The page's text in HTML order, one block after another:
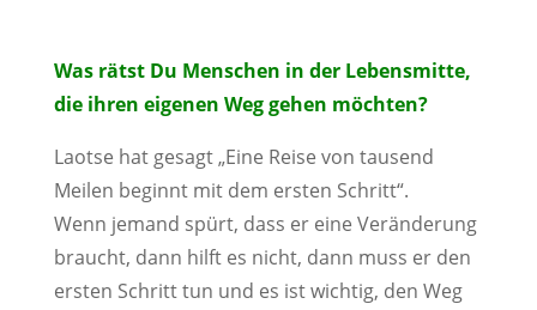
Was rätst Du Menschen in der Lebensmitte,
die ihren eigenen Weg gehen möchten?
Laotse hat gesagt „Eine Reise von tausend
Meilen beginnt mit dem ersten Schritt“.
Wenn jemand spürt, dass er eine Veränderung
braucht, dann hilft es nicht, dann muss er den
ersten Schritt tun und es ist wichtig, den Weg